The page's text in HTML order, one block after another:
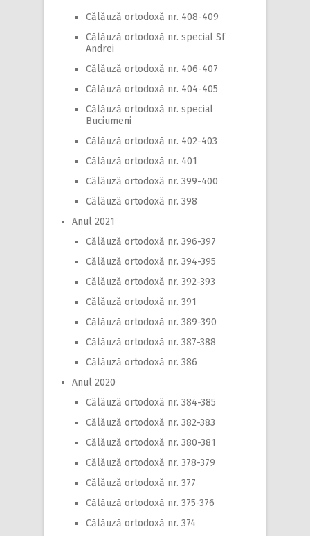
Călăuză ortodoxă nr. 408-409
Călăuză ortodoxă nr. special Sf
Andrei
Călăuză ortodoxă nr. 406-407
Călăuză ortodoxă nr. 404-405
Călăuză ortodoxă nr. special
Buciumeni
Călăuză ortodoxă nr. 402-403
Călăuză ortodoxă nr. 401
Călăuză ortodoxă nr. 399-400
Călăuză ortodoxă nr. 398
Anul 2021
Călăuză ortodoxă nr. 396-397
Călăuză ortodoxă nr. 394-395
Călăuză ortodoxă nr. 392-393
Călăuză ortodoxă nr. 391
Călăuză ortodoxă nr. 389-390
Călăuză ortodoxă nr. 387-388
Călăuză ortodoxă nr. 386
Anul 2020
Călăuză ortodoxă nr. 384-385
Călăuză ortodoxă nr. 382-383
Călăuză ortodoxă nr. 380-381
Călăuză ortodoxă nr. 378-379
Călăuză ortodoxă nr. 377
Călăuză ortodoxă nr. 375-376
Călăuză ortodoxă nr. 374